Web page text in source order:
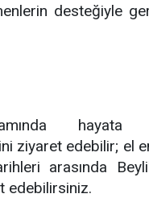
desteğiyle
hayata
ziyaret edebilir; el
arasında
edebilirsiniz.